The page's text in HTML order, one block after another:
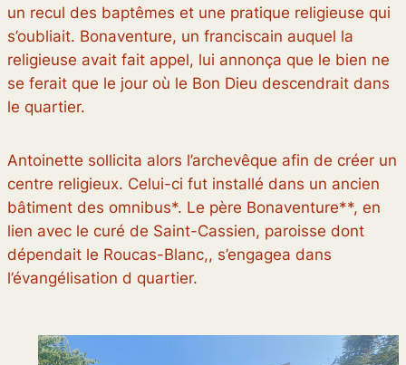
un recul des baptêmes et une pratique religieuse qui
s’oubliait. Bonaventure, un franciscain auquel la
religieuse avait fait appel, lui annonça que le bien ne
se ferait que le jour où le Bon Dieu descendrait dans
le quartier.
Antoinette sollicita alors l’archevêque afin de créer un
centre religieux. Celui-ci fut installé dans un ancien
bâtiment des omnibus*. Le père Bonaventure**, en
lien avec le curé de Saint-Cassien, paroisse dont
dépendait le Roucas-Blanc,, s’engagea dans
l’évangélisation d quartier.